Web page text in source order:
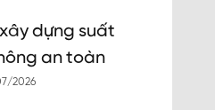
dựng suất
an toàn
2026